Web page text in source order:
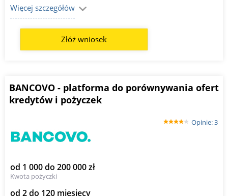
Więcej szczegółów
Złóż wniosek
BANCOVO - platforma do porównywania ofert
kredytów i pożyczek
Opinie: 3
od 1 000 do 200 000 zł
Kwota pożyczki
od 2 do 120 miesięcy